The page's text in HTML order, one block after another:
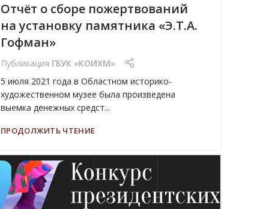
Отчёт о сборе пожертвований
на установку памятника «Э.Т.А.
Гофман»
Публикация ГБУК «КОИХМ»
5 июля 2021 года в Областном историко-
художественном музее была произведена
выемка денежных средст...
ПРОДОЛЖИТЬ ЧТЕНИЕ
09
ИЮЛ